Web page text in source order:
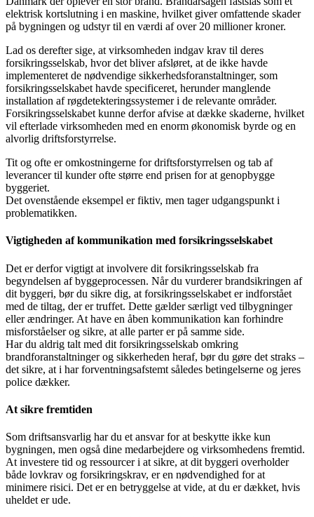
elektrisk kortslutning i en maskine, hvilket giver omfattende skader
på bygningen og udstyr til en værdi af over 20 millioner kroner.
Lad os derefter sige, at virksomheden indgav krav til deres
forsikringsselskab, hvor det bliver afsløret, at de ikke havde
implementeret de nødvendige sikkerhedsforanstaltninger, som
forsikringsselskabet havde specificeret, herunder manglende
installation af røgdetekteringssystemer i de relevante områder.
Forsikringsselskabet kunne derfor afvise at dække skaderne, hvilket
vil efterlade virksomheden med en enorm økonomisk byrde og en
alvorlig driftsforstyrrelse.
Tit og ofte er omkostningerne for driftsforstyrrelsen og tab af
leverancer til kunder ofte større end prisen for at genopbygge
byggeriet.
Det ovenstående eksempel er fiktiv, men tager udgangspunkt i
problematikken.
Vigtigheden af kommunikation med forsikringsselskabet
Det er derfor vigtigt at involvere dit forsikringsselskab fra
begyndelsen af byggeprocessen. Når du vurderer brandsikringen af
dit byggeri, bør du sikre dig, at forsikringsselskabet er indforstået
med de tiltag, der er truffet. Dette gælder særligt ved tilbygninger
eller ændringer. At have en åben kommunikation kan forhindre
misforståelser og sikre, at alle parter er på samme side.
Har du aldrig talt med dit forsikringsselskab omkring
brandforanstaltninger og sikkerheden heraf, bør du gøre det straks –
det sikre, at i har forventningsafstemt således betingelserne og jeres
police dækker.
At sikre fremtiden
Som driftsansvarlig har du et ansvar for at beskytte ikke kun
bygningen, men også dine medarbejdere og virksomhedens fremtid.
At investere tid og ressourcer i at sikre, at dit byggeri overholder
både lovkrav og forsikringskrav, er en nødvendighed for at
minimere risici. Det er en betryggelse at vide, at du er dækket, hvis
uheldet er ude.